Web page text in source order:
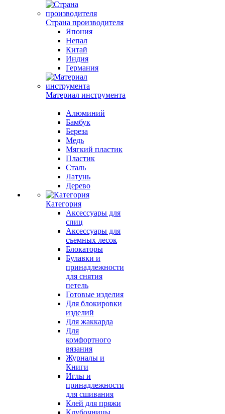
Страна производителя
Япония
Непал
Китай
Индия
Германия
Материал инструмента
Алюминий
Бамбук
Береза
Медь
Мягкий пластик
Пластик
Сталь
Латунь
Дерево
Категория
Аксессуары для
спиц
Аксессуары для
съемных лесок
Блокаторы
Булавки и
принадлежности
для снятия
петель
Готовые изделия
Для блокировки
изделий
Для жаккарда
Для
комфортного
вязания
Журналы и
Книги
Иглы и
принадлежности
для сшивания
Клей для пряжи
Клубочницы